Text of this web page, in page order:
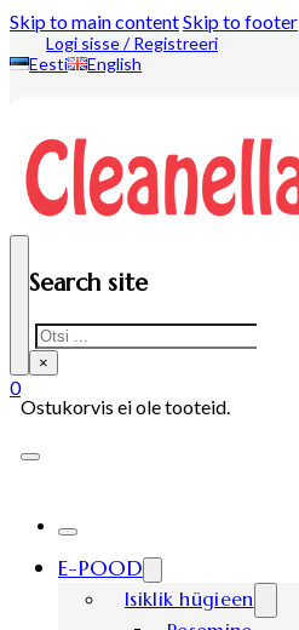
Skip to main contentSkip to footer
Logi sisse / Registreeri
Eesti
English
Search site
Search
×
0
Ostukorvis ei ole tooteid.
E-POOD
Isiklik hügieen